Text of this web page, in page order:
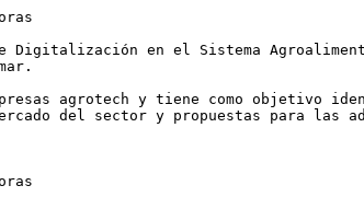
Digitalización en el Sistema
agrotech y tiene como
del sector y propuestas para las